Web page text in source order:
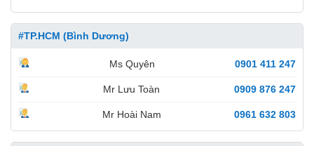
#TP.HCM (Bình Dương)
Ms Quyên 0901 411 247
Mr Lưu Toàn 0909 876 247
Mr Hoài Nam 0961 632 803